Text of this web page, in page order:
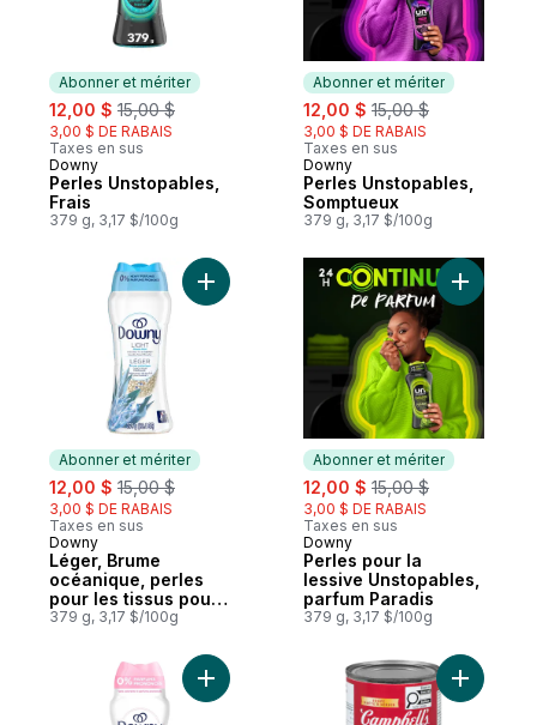
Abonner et mériter
sale:
12,00 $ , formerly:
15,00 $
3,00 $ DE RABAIS
Taxes en sus
Abonner et mériter
Downy
Perles Unstopables,
Frais
379 g, 3,17 $/100g
Abonner et mériter
sale:
12,00 $ , formerly:
15,00 $
3,00 $ DE RABAIS
Taxes en sus
Abonner et mériter
Downy
Perles Unstopables,
Somptueux
379 g, 3,17 $/100g
Abonner et mériter
sale:
12,00 $ , formerly:
15,00 $
3,00 $ DE RABAIS
Taxes en sus
Abonner et mériter
Downy
Léger, Brume
océanique, perles
pour les tissus pour
la lessive, conçues
bouffée de parfum,
sans parfums
prononcés
379 g, 3,17 $/100g
Ajouter Léger, Brume océanique, perles
Abonner et mériter
sale:
12,00 $ , formerly:
15,00 $
3,00 $ DE RABAIS
Taxes en sus
Abonner et mériter
Downy
Perles pour la
lessive Unstopables,
parfum Paradis
379 g, 3,17 $/100g
Ajouter
Ajouter Perles rehausse-parfum pour
Ajouter